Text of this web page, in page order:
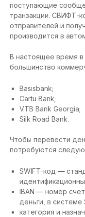
поступающие
транзакции. СВИФТ-
отправителей и
производится в
В настоящее время в
большинство
Basisbank;
Cartu Bank;
VTB Bank Georgia;
Silk Road Bank.
Чтобы перевести
потребуются
SWIFT-код —
IBAN — номер
деньги, в системе
категория и